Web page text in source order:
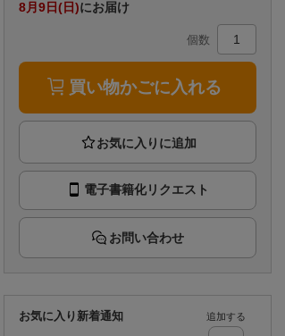
8月9日(日)にお届け
個数
買い物かごに入れる
電子書籍化リクエスト
お問い合わせ
お気に入り新着通知 追加する